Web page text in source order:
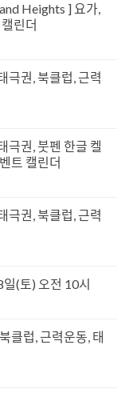
Heights ] 요가,
린더
극권, 북클럽, 근력
극권, 붓펜 한글 켈
트 캘린더
극권, 북클럽, 근력
(토) 오전 10시
클럽, 근력운동, 태